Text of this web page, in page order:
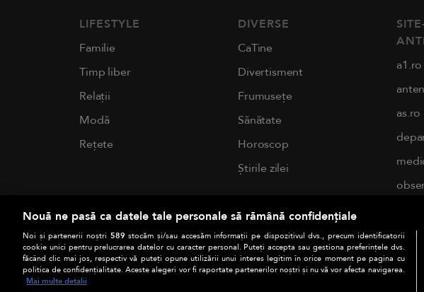
LIFESTYLE
Familie
Timp liber
Relații
Modă
Rețete
DIVERSE
CaTine
Divertisment
Frumusețe
Sănătate
Horoscop
Știrile zilei
a1.ro
as.ro
Nouă ne pasă ca datele tale personale să rămână confidențiale
Noi și partenerii noștri 589 stocăm și/sau accesăm informații pe dispozitivul dvs., precum identificatorii
cookie unici pentru prelucrarea datelor cu caracter personal. Puteți accepta sau gestiona preferințele dvs.
făcând clic mai jos, respectiv vă puteți opune utilizării unui interes legitim în orice moment pe pagina cu
politica de confidențialitate. Aceste alegeri vor fi raportate partenerilor noștri și nu vă vor afecta navigarea.
Mai multe detalii